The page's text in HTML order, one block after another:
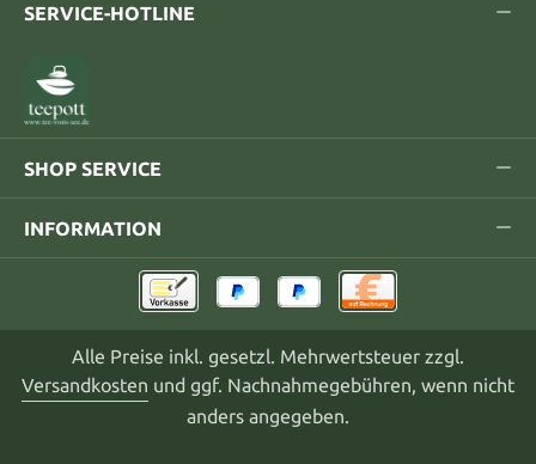
SERVICE-HOTLINE
SHOP SERVICE
INFORMATION
Alle Preise inkl. gesetzl. Mehrwertsteuer zzgl.
Versandkosten und ggf. Nachnahmegebühren, wenn nicht
anders angegeben.